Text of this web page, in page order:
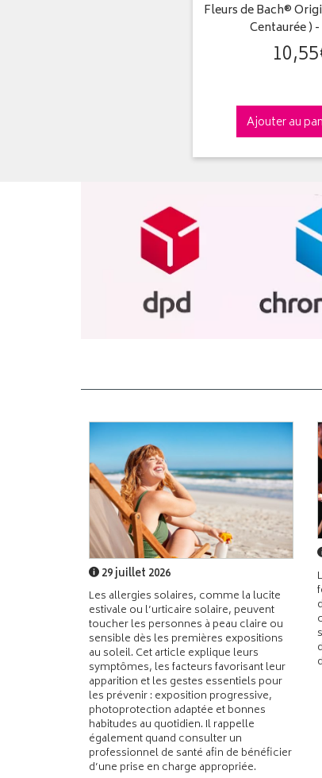
Fleurs de Bach®
Centaurée )
10,55
Ajouter au
29 juillet 2026
Les allergies solaires, comme la lucite
estivale ou l’urticaire solaire, peuvent
toucher les personnes à peau claire ou
sensible dès les premières expositions
au soleil. Cet article explique leurs
symptômes, les facteurs favorisant leur
apparition et les gestes essentiels pour
les prévenir : exposition progressive,
photoprotection adaptée et bonnes
habitudes au quotidien. Il rappelle
également quand consulter un
professionnel de santé afin de bénéficier
d’une prise en charge appropriée.